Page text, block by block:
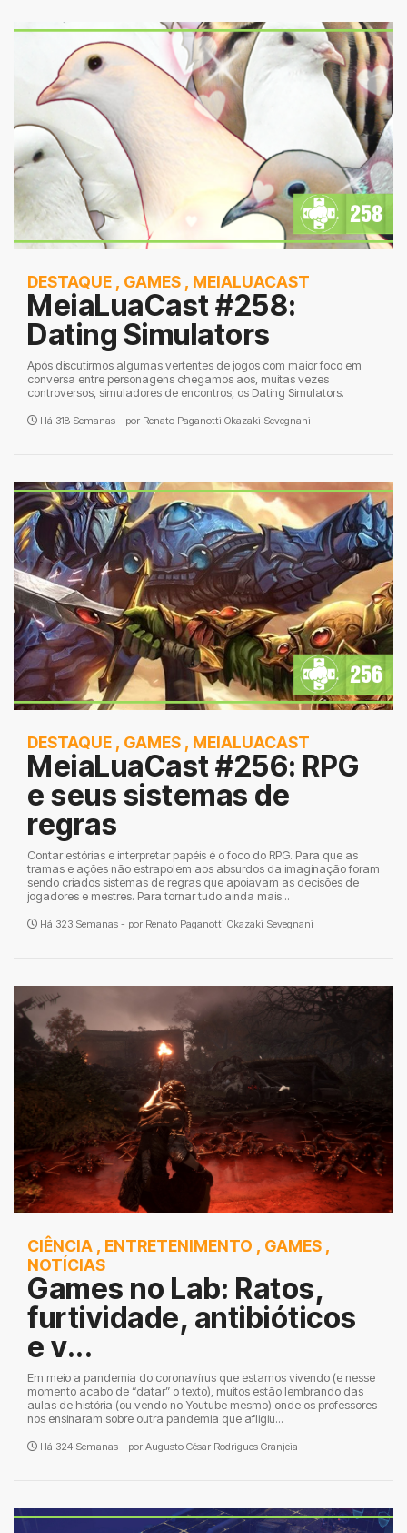
DESTAQUE , GAMES , MEIALUACAST
MeiaLuaCast #258:
Dating Simulators
Após discutirmos algumas vertentes de jogos com maior foco em
conversa entre personagens chegamos aos, muitas vezes
controversos, simuladores de encontros, os Dating Simulators.
Há 318 Semanas - por Renato Paganotti Okazaki Sevegnani
DESTAQUE , GAMES , MEIALUACAST
MeiaLuaCast #256: RPG
e seus sistemas de
regras
Contar estórias e interpretar papéis é o foco do RPG. Para que as
tramas e ações não estrapolem aos absurdos da imaginação foram
sendo criados sistemas de regras que apoiavam as decisões de
jogadores e mestres. Para tornar tudo ainda mais...
Há 323 Semanas - por Renato Paganotti Okazaki Sevegnani
CIÊNCIA , ENTRETENIMENTO , GAMES ,
NOTÍCIAS
Games no Lab: Ratos,
furtividade, antibióticos
e v...
Em meio a pandemia do coronavírus que estamos vivendo (e nesse
momento acabo de “datar” o texto), muitos estão lembrando das
aulas de história (ou vendo no Youtube mesmo) onde os professores
nos ensinaram sobre outra pandemia que afligiu...
Há 324 Semanas - por Augusto César Rodrigues Granjeia